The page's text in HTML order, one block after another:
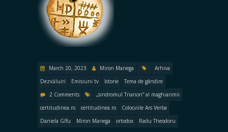
March 20, 2023 Miron Manega
Arhiva
Dezvăluiri
Emisiuni tv Istorie
Tema de gândire
2 Comments
„sindromul Trianon” al maghiarimii
certitudinea.ro
certitudinea.ro
Colocviile Ars Verba
Daniela Gîfu
Miron Manega ortodox Radu Theodoru